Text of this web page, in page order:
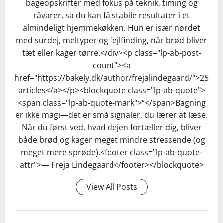
bageopskrifter med fokus på teknik, timing og
råvarer, så du kan få stabile resultater i et
almindeligt hjemmekøkken. Hun er især nørdet
med surdej, meltyper og fejlfinding, når brød bliver
tæt eller kager tørre.</div><p class="lp-ab-post-
count"><a
href="https://bakely.dk/author/frejalindegaard/">25
articles</a></p><blockquote class="lp-ab-quote">
<span class="lp-ab-quote-mark">“</span>Bagning
er ikke magi—det er små signaler, du lærer at læse.
Når du først ved, hvad dejen fortæller dig, bliver
både brød og kager meget mindre stressende (og
meget mere sprøde).<footer class="lp-ab-quote-
attr">— Freja Lindegaard</footer></blockquote>
View All Posts